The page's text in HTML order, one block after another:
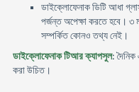
ডাইক্লোফেনাক ডিটি আধা
পর্জন্ত অপেক্ষা করতে হবে। ৩
সম্পর্কিত কোনও তথ্য নেই।
ডাইক্লোফেনাক টিআর ক্যাপসুল:
করা উচিত।